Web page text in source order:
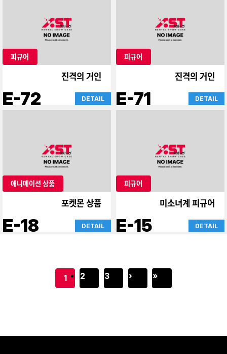
피규어
진격의 거인
E-72 DETAIL
피규어
진격의 거인
E-71 DETAIL
애니메이션 상품
포켓몬 상품
E-18 DETAIL
피규어
미소녀계 피규어
E-15 DETAIL
1 2 3 › »